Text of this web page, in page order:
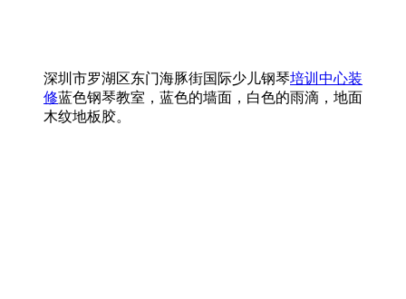
深圳市罗湖区东门海豚街国际少儿钢琴培训中心装
修蓝色钢琴教室，蓝色的墙面，白色的雨滴，地面
木纹地板胶。